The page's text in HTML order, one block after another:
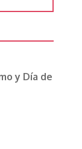
y Día de